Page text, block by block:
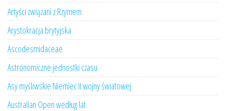
Artyści związani z Rzymem
Arystokracja brytyjska
Ascodesmidaceae
Astronomiczne jednostki czasu
Asy myśliwskie Niemiec II wojny światowej
Australian Open według lat